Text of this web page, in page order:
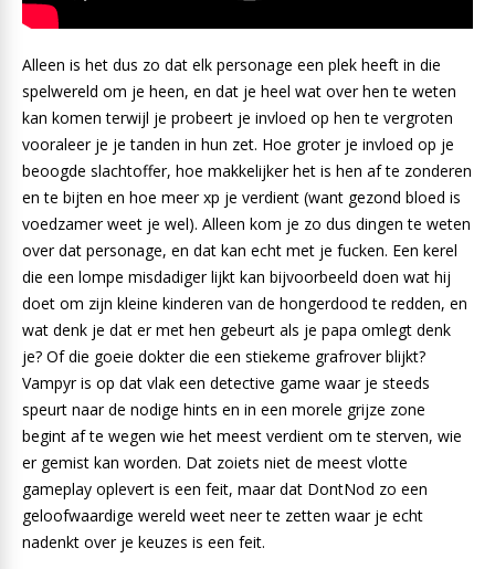
Alleen is het dus zo dat elk personage een plek heeft in die
spelwereld om je heen, en dat je heel wat over hen te weten
kan komen terwijl je probeert je invloed op hen te vergroten
vooraleer je je tanden in hun zet. Hoe groter je invloed op je
beoogde slachtoffer, hoe makkelijker het is hen af te zonderen
en te bijten en hoe meer xp je verdient (want gezond bloed is
voedzamer weet je wel). Alleen kom je zo dus dingen te weten
over dat personage, en dat kan echt met je fucken. Een kerel
die een lompe misdadiger lijkt kan bijvoorbeeld doen wat hij
doet om zijn kleine kinderen van de hongerdood te redden, en
wat denk je dat er met hen gebeurt als je papa omlegt denk
je? Of die goeie dokter die een stiekeme grafrover blijkt?
Vampyr is op dat vlak een detective game waar je steeds
speurt naar de nodige hints en in een morele grijze zone
begint af te wegen wie het meest verdient om te sterven, wie
er gemist kan worden. Dat zoiets niet de meest vlotte
gameplay oplevert is een feit, maar dat DontNod zo een
geloofwaardige wereld weet neer te zetten waar je echt
nadenkt over je keuzes is een feit.